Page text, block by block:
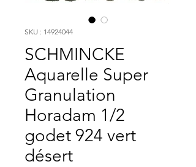
SKU : 14924044
SCHMINCKE
Aquarelle Super
Granulation
Horadam 1/2
godet 924 vert
désert